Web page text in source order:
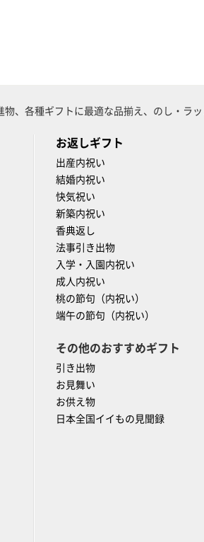
物、各種ギフトに最適な品揃え、のし・ラ
お返しギフト
出産内祝い
結婚内祝い
快気祝い
新築内祝い
香典返し
法事引き出物
入学・入園内祝い
成人内祝い
桃の節句（内祝い）
端午の節句（内祝い）
その他のおすすめギフト
引き出物
お見舞い
お供え物
日本全国イイもの見聞録